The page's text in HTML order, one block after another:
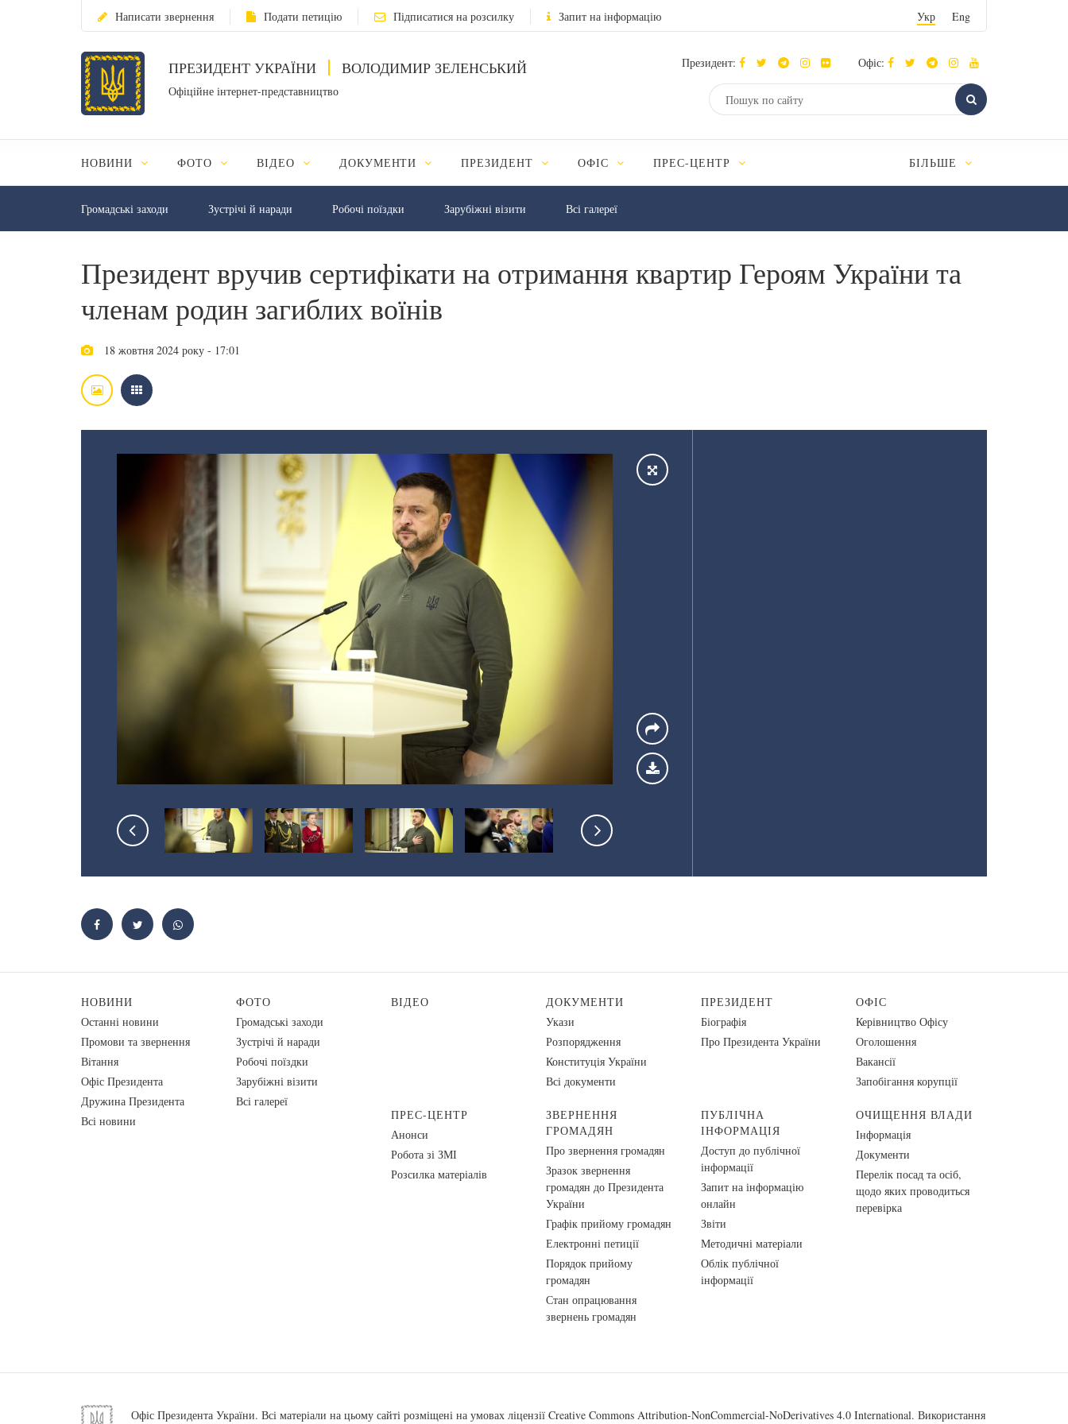
Написати звернення Подати петицію Підписатися на розсилку Запит на інформацію Укр Eng
ПРЕЗИДЕНТ УКРАЇНИ ВОЛОДИМИР ЗЕЛЕНСЬКИЙ
Офіційне інтернет-представництво
Президент: Офіс:
НОВИНИ ФОТО ВІДЕО ДОКУМЕНТИ ПРЕЗИДЕНТ ОФІС ПРЕС-ЦЕНТР БІЛЬШЕ
Громадські заходи Зустрічі й наради Робочі поїздки Зарубіжні візити Всі галереї
Президент вручив сертифікати на отримання квартир Героям України та
членам родин загиблих воїнів
18 жовтня 2024 року - 17:01
НОВИНИ
Останні новини
Промови та звернення
Вiтання
Офіс Президента
Дружина Президента
Всі новини
ФОТО
Громадські заходи
Зустрічі й наради
Робочі поїздки
Зарубіжні візити
Всі галереї
ВІДЕО
ДОКУМЕНТИ
Укази
Розпорядження
Конституція України
Всі документи
ПРЕЗИДЕНТ
Біографія
Про Президента України
ОФІС
Керівництво Офісу
Оголошення
Вакансії
Запобігання корупції
ПРЕС-ЦЕНТР
Анонси
Робота зі ЗМІ
Розсилка матеріалів
ЗВЕРНЕННЯ
ГРОМАДЯН
Про звернення громадян
Зразок звернення
громадян до Президента
України
Графік прийому громадян
Електронні петиції
Порядок прийому
громадян
Стан опрацювання
звернень громадян
ПУБЛІЧНА
ІНФОРМАЦІЯ
Доступ до публічної
інформації
Запит на інформацію
онлайн
Звіти
Методичні матеріали
Облік публічної
інформації
ОЧИЩЕННЯ ВЛАДИ
Інформація
Документи
Перелік посад та осіб,
щодо яких проводиться
перевірка
Офіс Президента України. Всі матеріали на цьому сайті розміщені на умовах ліцензії Creative Commons Attribution-NonCommercial-NoDerivatives 4.0 International. Використання